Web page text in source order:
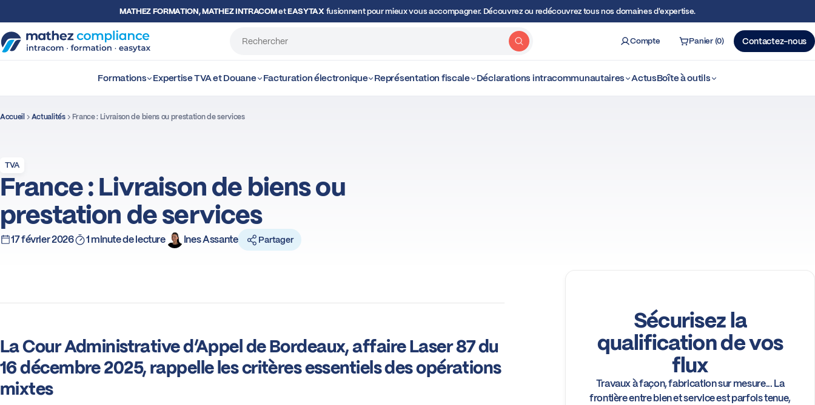
MATHEZ FORMATION, MATHEZ INTRACOMetEASYTAX fusionnent pour mieux vous accompagner. Découvrez ou redécouvrez tous nos domaines d'expertise.
Rechercher
Compte Panier (0) Contactez-nous
Formations Expertise TVA et Douane Facturation électronique Représentation fiscale Déclarations intracommunautaires ActusBoîte à outils
Accueil Actualités France : Livraison de biens ou prestation de services
TVA
France : Livraison de biens ou
prestation de services
17 février 2026 1 minute de lecture Ines Assante Partager
La Cour Administrative d’Appel de Bordeaux, affaire Laser 87 du
16 décembre 2025, rappelle les critères essentiels des opérations
mixtes
Sécurisez la
qualification de vos
flux
Travaux à façon, fabrication sur mesure... La
frontière entre bien et service est parfois tenue,